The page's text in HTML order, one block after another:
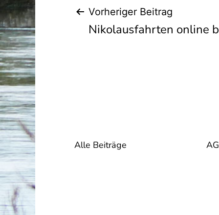
Vorheriger Beitrag
Nikolausfahrten online
Alle Beiträge